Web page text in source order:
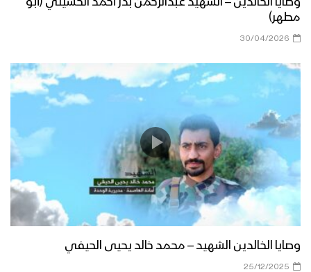
مطهر)
30/04/2026
وصايا الخالدين الشهيد – محمد خالد يحيى الحيفي
25/12/2025